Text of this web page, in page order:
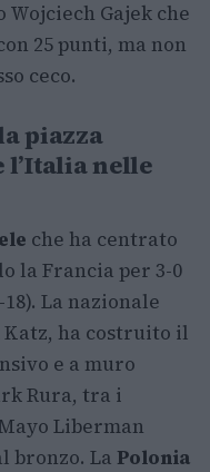
Wojciech Gajek che
25 punti, ma non
ceco.
piazza
l’Italia nelle
che ha centrato
la Francia per 3-0
La nazionale
ha costruito il
e a muro
Rura, tra i
Liberman
bronzo. La Polonia